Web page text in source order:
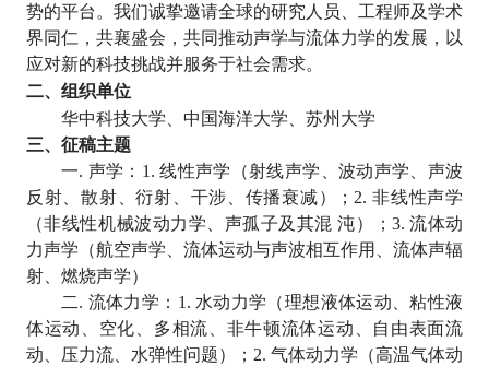
势的平台。我们诚挚邀请全球的研究人员、工程师及学术
界同仁，共襄盛会，共同推动声学与流体力学的发展，以
应对新的科技挑战并服务于社会需求。
二、组织单位
华中科技大学、中国海洋大学、苏州大学
三、征稿主题
一. 声学： 1.线性声学（射线声学、波动声学、声波
反射、散射、衍射、干涉、传播衰减）； 2.非线性声学
（非线性机械波动力学、声孤子及其混 沌）； 3.流体动
力声学（航空声学、流体运动与声波相互作用、流体声辐
射、燃烧声学）
二. 流体力学： 1. 水动力学（理想液体运动、粘性液
体运动、空化、多相流、非牛顿流体运动、自由表面流
动、压力流、水弹性问题）； 2.气体动力学（高温气体动